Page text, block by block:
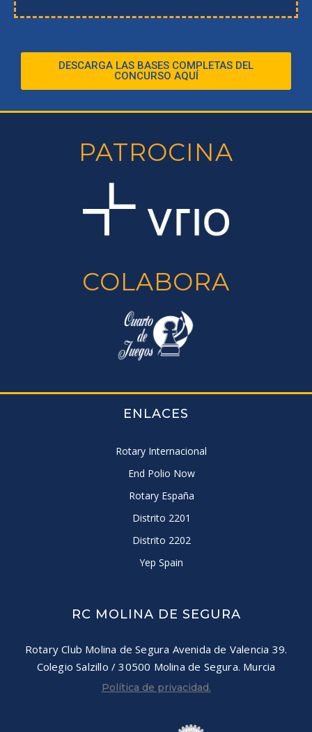
DESCARGA LAS BASES COMPLETAS DEL
CONCURSO AQUÍ
PATROCINA
COLABORA
ENLACES
Rotary Internacional
End Polio Now
Rotary España
Distrito 2201
Distrito 2202
Yep Spain
RC MOLINA DE SEGURA
Rotary Club Molina de Segura Avenida de Valencia 39.
Colegio Salzillo / 30500 Molina de Segura. Murcia
Política de privacidad.